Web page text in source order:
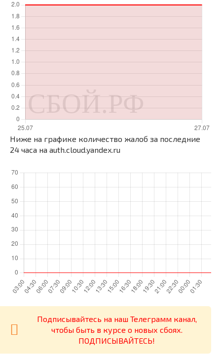
Ниже на графике количество жалоб за последние
24 часа на auth.cloud.yandex.ru
Подписывайтесь на наш Телеграмм канал,
чтобы быть в курсе о новых сбоях.
ПОДПИСЫВАЙТЕСЬ!